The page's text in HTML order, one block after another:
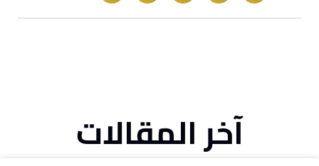
آخر المقالات